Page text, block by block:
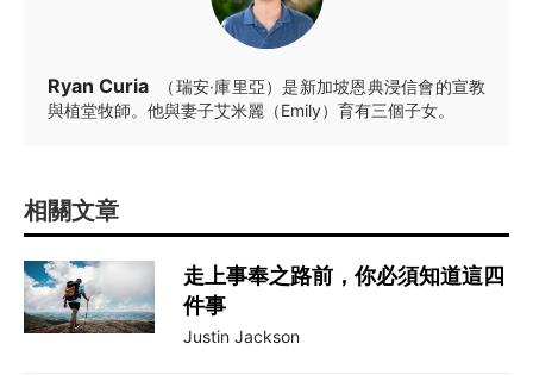
Ryan Curia
（瑞安·庫里亞）是新加坡恩典浸信會的宣教
與植堂牧師。他與妻子艾米麗（Emily）育有三個子女。
相關文章
走上事奉之路前，你必須知道這四
件事
Justin Jackson